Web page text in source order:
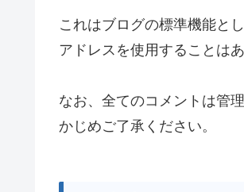
これはブログの標準機能と
アドレスを使用することはあ
なお、全てのコメントは管
かじめご了承ください。